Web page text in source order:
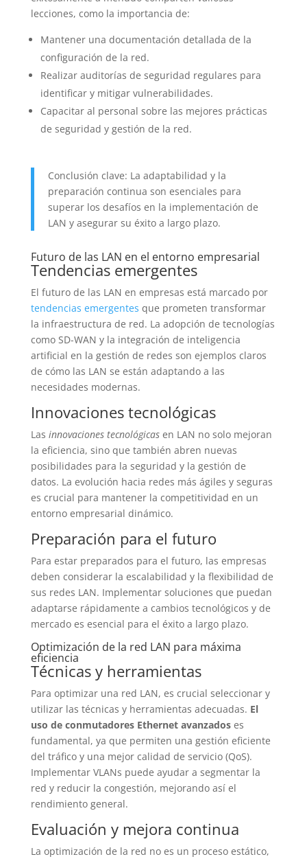
lecciones, como la importancia de:
Mantener una documentación detallada de la
configuración de la red.
Realizar auditorías de seguridad regulares para
identificar y mitigar vulnerabilidades.
Capacitar al personal sobre las mejores prácticas
de seguridad y gestión de la red.
Conclusión clave: La adaptabilidad y la
preparación continua son esenciales para
superar los desafíos en la implementación de
LAN y asegurar su éxito a largo plazo.
Futuro de las LAN en el entorno empresarial
Tendencias emergentes
El futuro de las LAN en empresas está marcado por
tendencias emergentes que prometen transformar
la infraestructura de red. La adopción de tecnologías
como SD-WAN y la integración de inteligencia
artificial en la gestión de redes son ejemplos claros
de cómo las LAN se están adaptando a las
necesidades modernas.
Innovaciones tecnológicas
Las innovaciones tecnológicasen LAN no solo mejoran
la eficiencia, sino que también abren nuevas
posibilidades para la seguridad y la gestión de
datos. La evolución hacia redes más ágiles y seguras
es crucial para mantener la competitividad en un
entorno empresarial dinámico.
Preparación para el futuro
Para estar preparados para el futuro, las empresas
deben considerar la escalabilidad y la flexibilidad de
sus redes LAN. Implementar soluciones que puedan
adaptarse rápidamente a cambios tecnológicos y de
mercado es esencial para el éxito a largo plazo.
Optimización de la red LAN para máxima
eficiencia
Técnicas y herramientas
Para optimizar una red LAN, es crucial seleccionar y
utilizar las técnicas y herramientas adecuadas. El
uso de conmutadores Ethernet avanzadoses
fundamental, ya que permiten una gestión eficiente
del tráfico y una mejor calidad de servicio (QoS).
Implementar VLANs puede ayudar a segmentar la
red y reducir la congestión, mejorando así el
rendimiento general.
Evaluación y mejora continua
La optimización de la red no es un proceso estático,